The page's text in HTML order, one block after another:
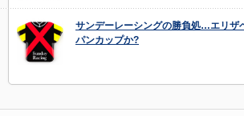
サンデーレーシングの勝負処…エリザ
パンカップか?